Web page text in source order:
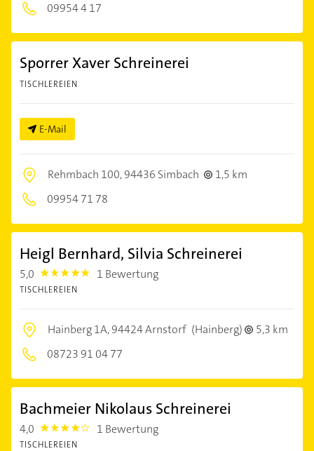
09954 4 17
Sporrer Xaver Schreinerei
TISCHLEREIEN
E-Mail
Rehmbach 100,94436 Simbach
1,5 km
09954 71 78
Heigl Bernhard, Silvia Schreinerei
5,0 5.0 1 Bewertung
TISCHLEREIEN
Hainberg 1A,94424 Arnstorf (Hainberg)
5,3 km
08723 91 04 77
Bachmeier Nikolaus Schreinerei
4,0 4.0 1 Bewertung
TISCHLEREIEN